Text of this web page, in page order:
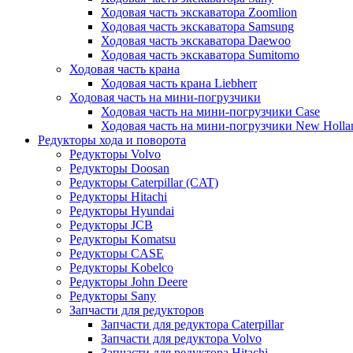
Ходовая часть экскаватора Zoomlion
Ходовая часть экскаватора Samsung
Ходовая часть экскаватора Daewoo
Ходовая часть экскаватора Sumitomo
Ходовая часть крана
Ходовая часть крана Liebherr
Ходовая часть на мини-погрузчики
Ходовая часть на мини-погрузчики Case
Ходовая часть на мини-погрузчики New
Редукторы хода и поворота
Редукторы Volvo
Редукторы Doosan
Редукторы Caterpillar (CAT)
Редукторы Hitachi
Редукторы Hyundai
Редукторы JCB
Редукторы Komatsu
Редукторы CASE
Редукторы Kobelco
Редукторы John Deere
Редукторы Sany
Запчасти для редукторов
Запчасти для редуктора Caterpillar
Запчасти для редуктора Volvo